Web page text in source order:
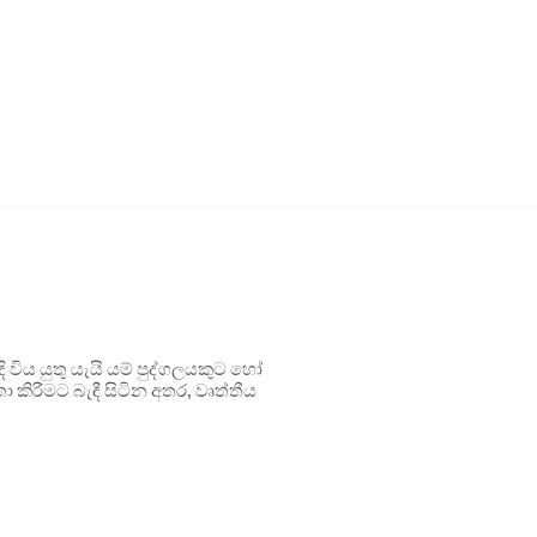
යුතු යැයි යම් පුද්ගලයකුට හෝ
කිරීමට බැඳී සිටින අතර, වෘත්තීය